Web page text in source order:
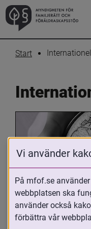
Start
Oavsett om du
adoptivförälder
Vi använder
På mfof.se
webbplatsen ska
använder också
förbättra vår